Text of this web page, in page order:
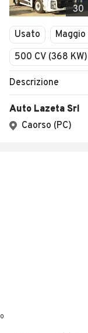
30
Usato
500 CV (368 KW)
Descrizione
Auto Lazeta Srl
Caorso (PC)
0